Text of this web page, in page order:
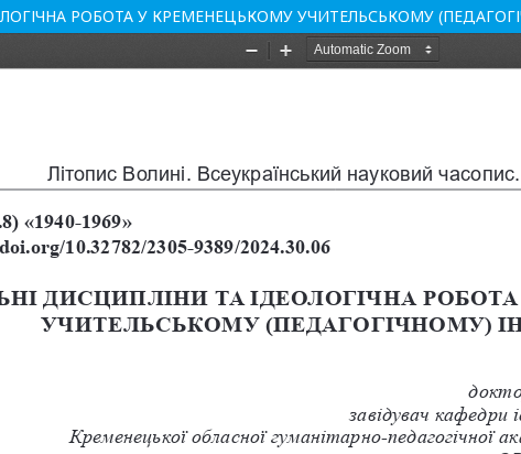
РОБОТА У КРЕМЕНЕЦЬКОМУ УЧИТЕЛЬСЬКОМУ